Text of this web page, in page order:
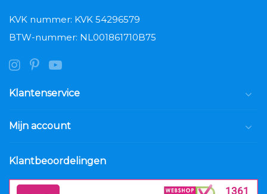
KVK nummer: KVK 54296579
BTW-nummer: NL001861710B75
Klantenservice
Mijn account
Klantbeoordelingen